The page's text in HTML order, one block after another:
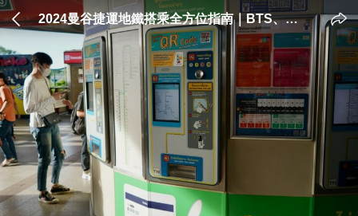
2024曼谷捷運地鐵搭乘全方位指南｜BTS、
MRT、票價、景點完整攻略 - 好好玩 FUNIT
2024